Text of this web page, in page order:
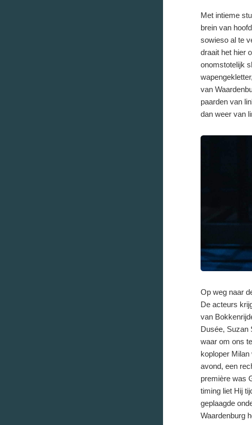
Met intieme
brein van
sowieso al te
draait het hier
onomstotelijk
van
paarden van
dan weer van
Op weg naar
De acteurs
van
Dusée, Suzan
waar om ons
koploper
avond, een
première was
timing liet Hij
geplaagde
Waardenburg